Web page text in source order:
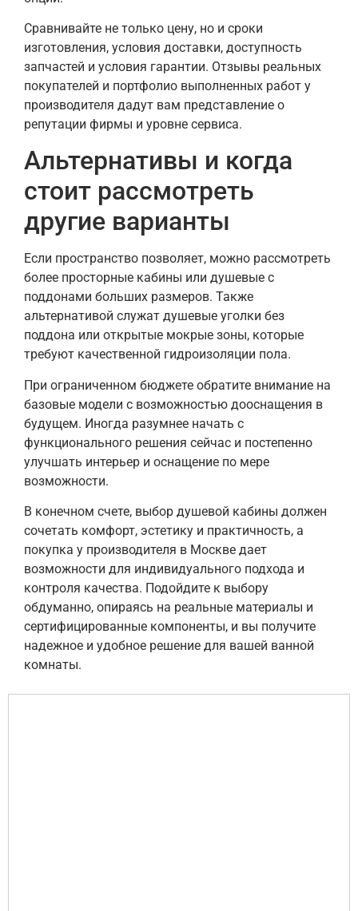
Сравнивайте не только цену, но и сроки
изготовления, условия доставки, доступность
запчастей и условия гарантии. Отзывы реальных
покупателей и портфолио выполненных работ у
производителя дадут вам представление о
репутации фирмы и уровне сервиса.
Альтернативы и когда
стоит рассмотреть
другие варианты
Если пространство позволяет, можно рассмотреть
более просторные кабины или душевые с
поддонами больших размеров. Также
альтернативой служат душевые уголки без
поддона или открытые мокрые зоны, которые
требуют качественной гидроизоляции пола.
При ограниченном бюджете обратите внимание на
базовые модели с возможностью дооснащения в
будущем. Иногда разумнее начать с
функционального решения сейчас и постепенно
улучшать интерьер и оснащение по мере
возможности.
В конечном счете, выбор душевой кабины должен
сочетать комфорт, эстетику и практичность, а
покупка у производителя в Москве дает
возможности для индивидуального подхода и
контроля качества. Подойдите к выбору
обдуманно, опираясь на реальные материалы и
сертифицированные компоненты, и вы получите
надежное и удобное решение для вашей ванной
комнаты.